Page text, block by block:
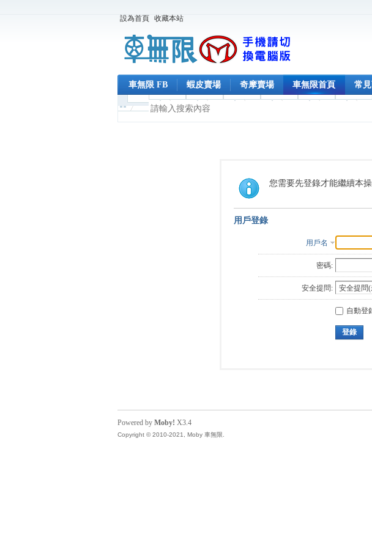
設為首頁 收藏本站
車無限 FB 蝦皮賣場 奇摩賣場 車無限首頁 常
您需要先登錄才能繼續本
用戶登錄
用戶名
密碼:
安全提問:
自動登
登錄
Powered by Moby! X3.4
Copyright © 2010-2021, Moby 車無限.